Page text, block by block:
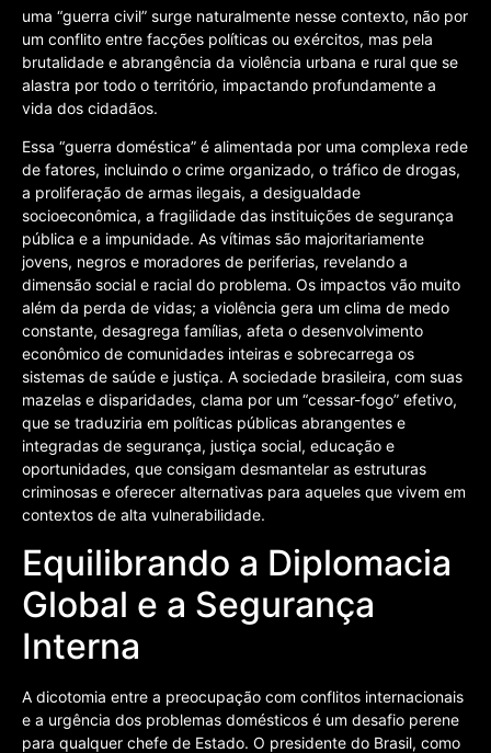
uma “guerra civil” surge naturalmente nesse contexto, não por
um conflito entre facções políticas ou exércitos, mas pela
brutalidade e abrangência da violência urbana e rural que se
alastra por todo o território, impactando profundamente a
vida dos cidadãos.
Essa “guerra doméstica” é alimentada por uma complexa rede
de fatores, incluindo o crime organizado, o tráfico de drogas,
a proliferação de armas ilegais, a desigualdade
socioeconômica, a fragilidade das instituições de segurança
pública e a impunidade. As vítimas são majoritariamente
jovens, negros e moradores de periferias, revelando a
dimensão social e racial do problema. Os impactos vão muito
além da perda de vidas; a violência gera um clima de medo
constante, desagrega famílias, afeta o desenvolvimento
econômico de comunidades inteiras e sobrecarrega os
sistemas de saúde e justiça. A sociedade brasileira, com suas
mazelas e disparidades, clama por um “cessar-fogo” efetivo,
que se traduziria em políticas públicas abrangentes e
integradas de segurança, justiça social, educação e
oportunidades, que consigam desmantelar as estruturas
criminosas e oferecer alternativas para aqueles que vivem em
contextos de alta vulnerabilidade.
Equilibrando a Diplomacia
Global e a Segurança
Interna
A dicotomia entre a preocupação com conflitos internacionais
e a urgência dos problemas domésticos é um desafio perene
para qualquer chefe de Estado. O presidente do Brasil, como